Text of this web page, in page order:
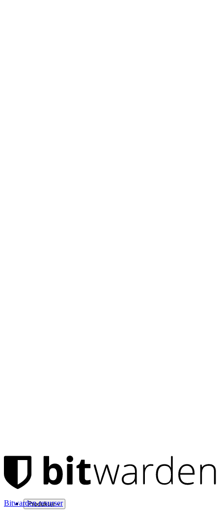
Produkter
Bitwarden-resurser